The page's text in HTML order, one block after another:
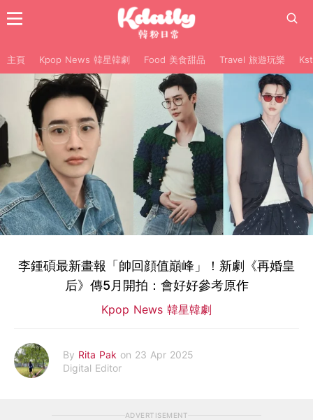
主頁 Kpop News 韓星韓劇 Food 美食甜品 Travel 旅遊玩樂
李鍾碩最新畫報「帥回顔值巔峰」！新劇《再婚皇
后》傳5月開拍：會好好參考原作
Kpop News 韓星韓劇
By Rita Pak on 23 Apr 2025
Digital Editor
ADVERTISEMENT